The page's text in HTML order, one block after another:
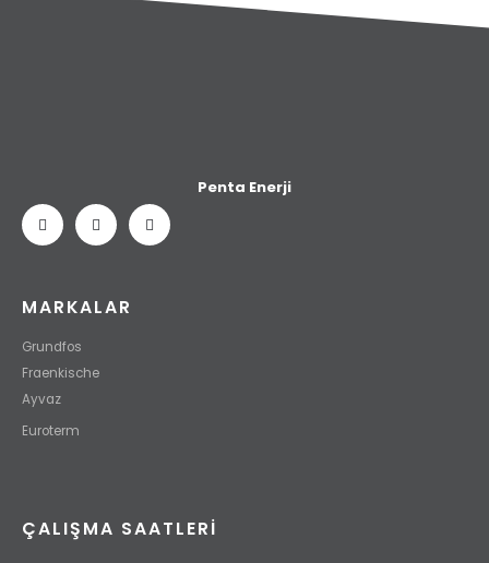
Penta Enerji
MARKALAR
Grundfos
Fraenkische
Ayvaz
Euroterm
ÇALIŞMA SAATLERI